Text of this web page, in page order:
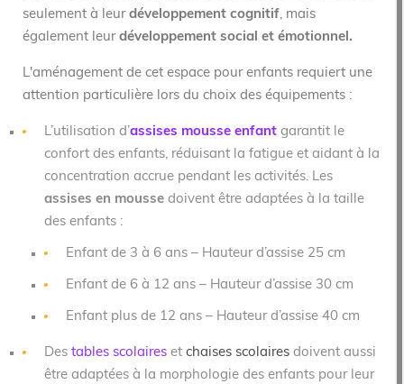
seulement à leur développement cognitif, mais
également leur développement social et émotionnel.
L'aménagement de cet espace pour enfants requiert une
attention particulière lors du choix des équipements :
L’utilisation d’assises mousse enfant garantit le
confort des enfants, réduisant la fatigue et aidant à la
concentration accrue pendant les activités. Les
assises en mousse doivent être adaptées à la taille
des enfants :
Enfant de 3 à 6 ans – Hauteur d’assise 25 cm
Enfant de 6 à 12 ans – Hauteur d’assise 30 cm
Enfant plus de 12 ans – Hauteur d’assise 40 cm
Des tables scolaires et chaises scolaires doivent aussi
être adaptées à la morphologie des enfants pour leur